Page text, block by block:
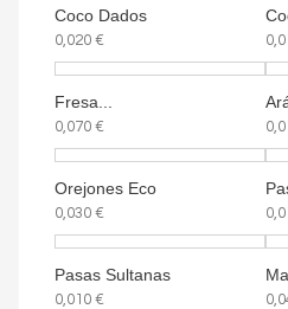
Coco Dados
0,020 €
Fresa...
0,070 €
Orejones Eco
0,030 €
Pasas Sultanas
0,010 €